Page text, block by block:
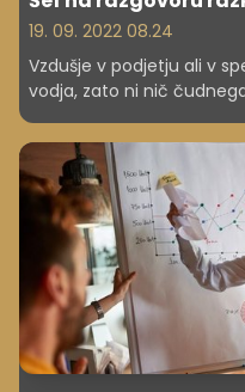
19. 09. 2022 08.24
Vzdušje v podjetju ali v
vodja, zato ni nič
lahko v grobem le v pičle
vodja ter kakšna klima
pokazatelji so vam lahko
pozabite, da ena
podjetja. Včasih se pač
pozorni, če vse skupaj